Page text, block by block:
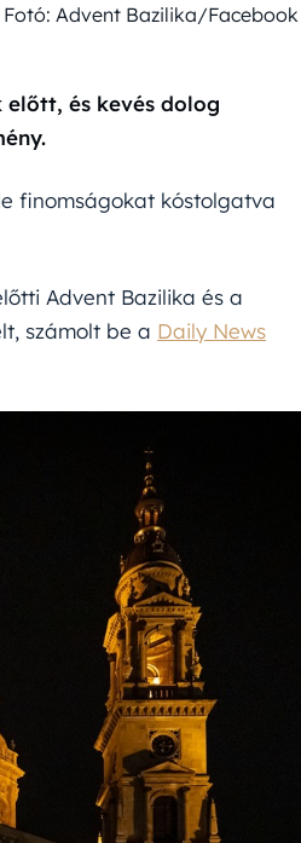
Advent Bazilika/Facebook
és kevés dolog
finomságokat kóstolgatva
Advent Bazilika és a
számolt be a Daily News